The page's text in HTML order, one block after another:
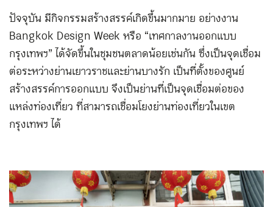
ปัจจุบัน มีกิจกรรมสร้างสรรค์เกิดขึ้นมากมาย อย่างงาน
Bangkok Design Week หรือ “เทศกาลงานออกแบบ
กรุงเทพฯ” ได้จัดขึ้นในชุมชนตลาดน้อยเช่นกัน ซึ่งเป็นจุดเชื่อม
ต่อระหว่างย่านเยาวราชและย่านบางรัก เป็นที่ตั้งของศูนย์
สร้างสรรค์การออกแบบ จึงเป็นย่านที่เป็นจุดเชื่อมต่อของ
แหล่งท่องเที่ยว ที่สามารถเชื่อมโยงย่านท่องเที่ยวในเขต
กรุงเทพฯ ได้